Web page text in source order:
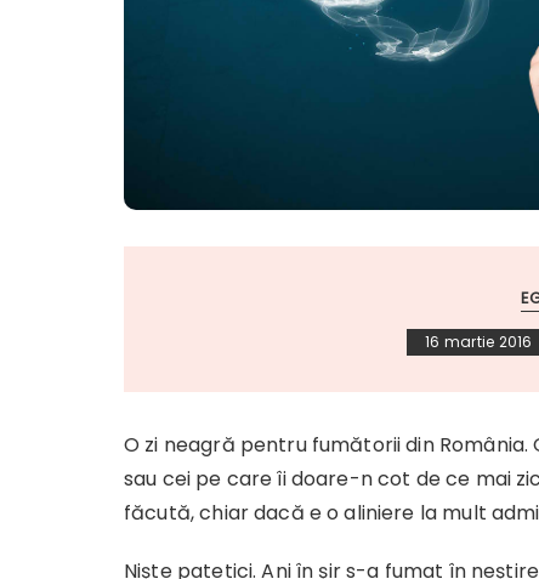
16 martie 2016
O zi neagră pentru fumătorii din
sau cei pe care îi doare-n cot de ce mai
făcută, chiar dacă e o aliniere la mult
Niște patetici. Ani în șir s-a fumat în